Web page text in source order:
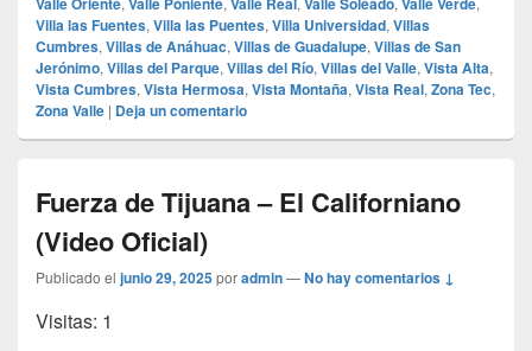
Villa las Fuentes, Villa las Puentes, Villa Universidad, Villas
Cumbres, Villas de Anáhuac, Villas de Guadalupe, Villas de San
Jerónimo, Villas del Parque, Villas del Río, Villas del Valle, Vista Alta,
Vista Cumbres, Vista Hermosa, Vista Montaña, Vista Real, Zona Tec,
Zona Valle | Deja un comentario
Fuerza de Tijuana – El Californiano
(Video Oficial)
Publicado el junio 29, 2025poradmin—No hay comentarios ↓
Visitas: 1